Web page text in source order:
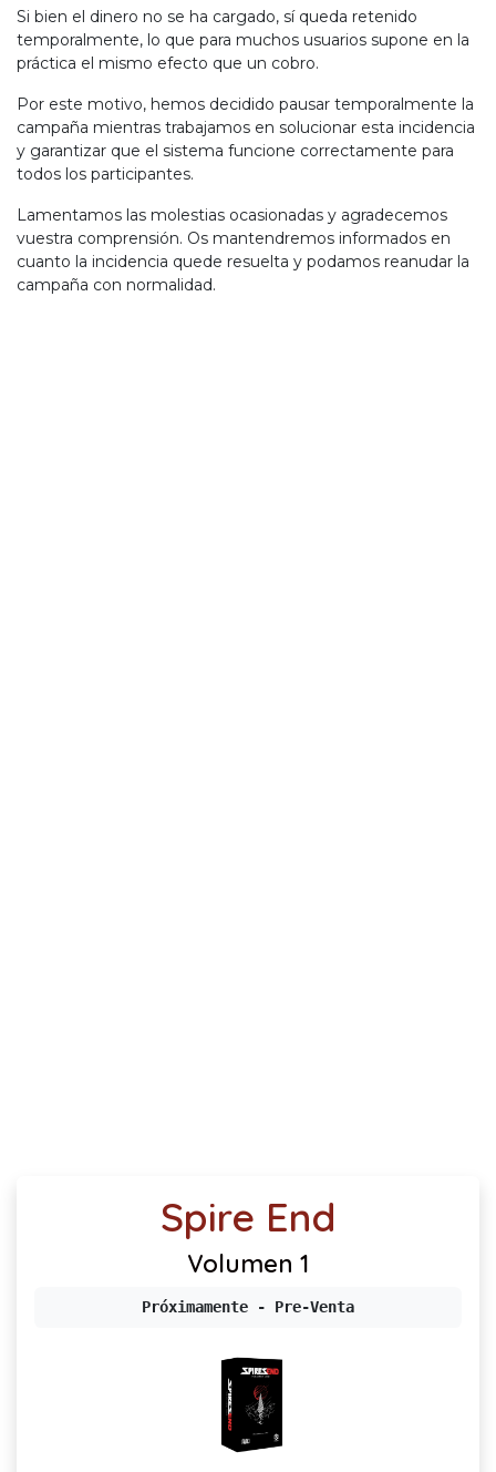
Si bien el dinero no se ha cargado, sí queda retenido
temporalmente, lo que para muchos usuarios supone en la
práctica el mismo efecto que un cobro.
Por este motivo, hemos decidido pausar temporalmente la
campaña mientras trabajamos en solucionar esta incidencia
y garantizar que el sistema funcione correctamente para
todos los participantes.
Lamentamos las molestias ocasionadas y agradecemos
vuestra comprensión. Os mantendremos informados en
cuanto la incidencia quede resuelta y podamos reanudar la
campaña con normalidad.
Spire End
Volumen 1
Próximamente - Pre-Venta